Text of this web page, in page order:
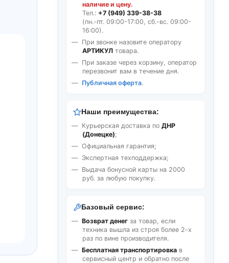
наличие и цену.
Тел.: +7 (949) 339-38-38
(пн.-пт. 09:00-17:00, сб.-вс. 09:00-
16:00).
При звонке назовите оператору
АРТИКУЛ товара.
При заказе через корзину, оператор
перезвонит вам в течение дня.
Публичная оферта.
Наши преимущества:
Курьерская доставка по ДНР
(Донецке);
Официальная гарантия;
Экспертная техподдержка;
Выдача бонусной карты на 2000
руб. за любую покупку.
Базовый сервис:
Возврат денег за товар, если
техника вышла из строя более 2-х
раз по вине производителя.
Бесплатная транспортировка в
сервисный центр и обратно после